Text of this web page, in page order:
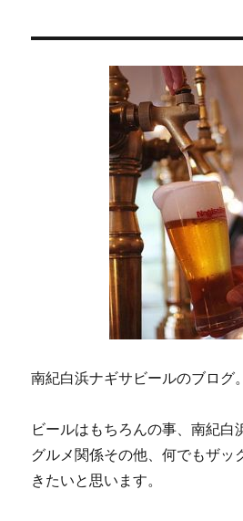
ン
南紀白浜ナギサビールのブログ。
ビールはもちろんの事、南紀白
グルメ関係その他、何でもザッ
きたいと思います。